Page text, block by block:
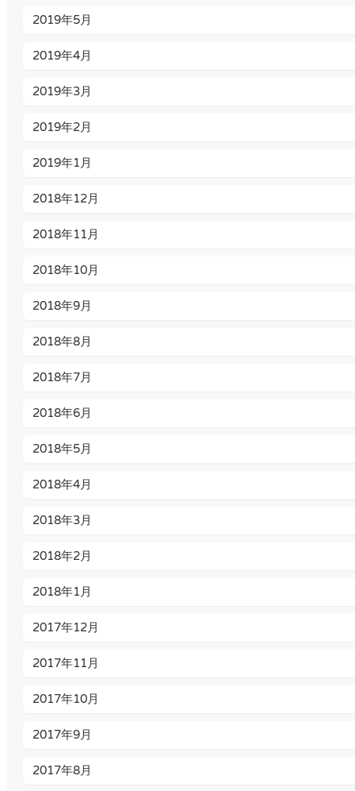
2019年5月
2019年4月
2019年3月
2019年2月
2019年1月
2018年12月
2018年11月
2018年10月
2018年9月
2018年8月
2018年7月
2018年6月
2018年5月
2018年4月
2018年3月
2018年2月
2018年1月
2017年12月
2017年11月
2017年10月
2017年9月
2017年8月